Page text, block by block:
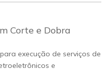
Corte e Dobra
execução de serviços de
e